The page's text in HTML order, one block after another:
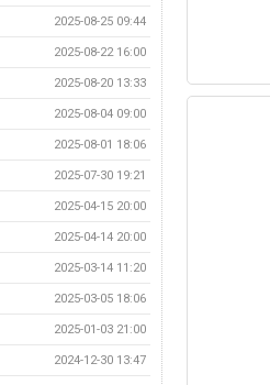
2025-08-25 09:44
2025-08-22 16:00
2025-08-20 13:33
2025-08-04 09:00
2025-08-01 18:06
2025-07-30 19:21
2025-04-15 20:00
2025-04-14 20:00
2025-03-14 11:20
2025-03-05 18:06
2025-01-03 21:00
2024-12-30 13:47